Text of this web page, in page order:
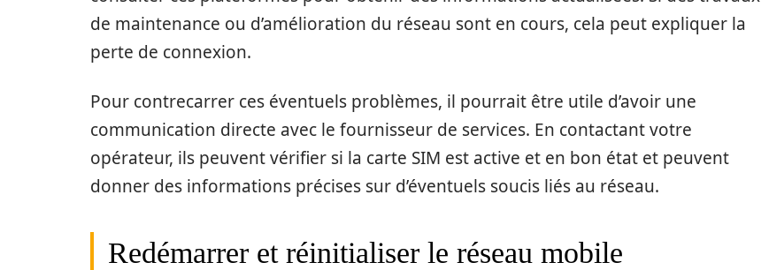
de maintenance ou d’amélioration du réseau sont en cours, cela peut expliquer la
perte de connexion.
Pour contrecarrer ces éventuels problèmes, il pourrait être utile d’avoir une
communication directe avec le fournisseur de services. En contactant votre
opérateur, ils peuvent vérifier si la carte SIM est active et en bon état et peuvent
donner des informations précises sur d’éventuels soucis liés au réseau.
Redémarrer et réinitialiser le réseau mobile